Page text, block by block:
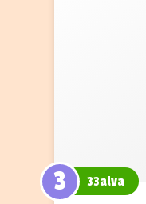
3 33alva